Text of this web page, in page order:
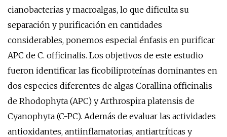
cianobacterias y macroalgas, lo que dificulta su
separación y purificación en cantidades
considerables, ponemos especial énfasis en purificar
APC de C. officinalis. Los objetivos de este estudio
fueron identificar las ficobiliproteínas dominantes en
dos especies diferentes de algas Corallina officinalis
de Rhodophyta (APC) y Arthrospira platensis de
Cyanophyta (C-PC). Además de evaluar las actividades
antioxidantes, antiinflamatorias, antiartríticas y